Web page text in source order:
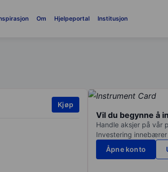
Om Hjelpeportal Institusjon
Kjøp
Vil du begynne å
Handle aksjer på vår
Investering
Åpne konto